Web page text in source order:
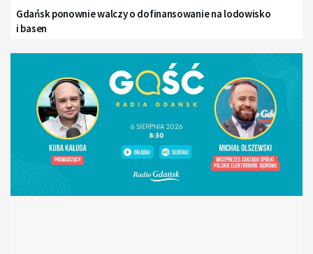
Gdańsk ponownie walczy o dofinansowanie na lodowisko
i basen